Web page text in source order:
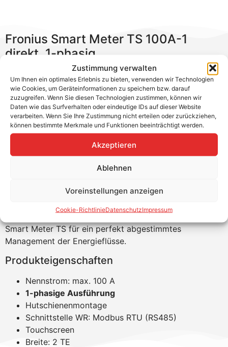
Zustimmung verwalten
Um Ihnen ein optimales Erlebnis zu bieten, verwenden wir Technologien
wie Cookies, um Geräteinformationen zu speichern bzw. darauf
zuzugreifen. Wenn Sie diesen Technologien zustimmen, können wir
Daten wie das Surfverhalten oder eindeutige IDs auf dieser Website
verarbeiten. Wenn Sie Ihre Zustimmung nicht erteilen oder zurückziehen,
können bestimmte Merkmale und Funktionen beeinträchtigt werden.
Akzeptieren
Ablehnen
Voreinstellungen anzeigen
Cookie-RichtlinieDatenschutzImpressum
Fronius Smart Meter TS 100A-1
direkt, 1-phasig
Achtung: der Fronius Smart Meter TS kann nicht mit
einem Symo Hybrid System verwendet werden. Nutzen
Sie dafür bitte den bisherigen Smart Meter.
Der Fronius Smart Meter TS ist der ideale Ergänzung
um Leistungsbegrenzung, Eigenverbrauchserfassung
oder Speichermanagement umzusetzen. Über die
Modbus RTU Schnittstelle wird eine schnelle
Kommunikation und eine hohe Messgenauigkeit
Solar.web kann der Smart Meter TS eine übersichtliche
Bei Einsatz mit einem Gen24 System sorgt der Fronius
Smart Meter TS für ein perfekt abgestimmtes
Management der Energieflüsse.
Produkteigenschaften
Nennstrom: max. 100 A
1-phasige Ausführung
Hutschienenmontage
Schnittstelle WR: Modbus RTU (RS485)
Touchscreen
Breite: 2 TE